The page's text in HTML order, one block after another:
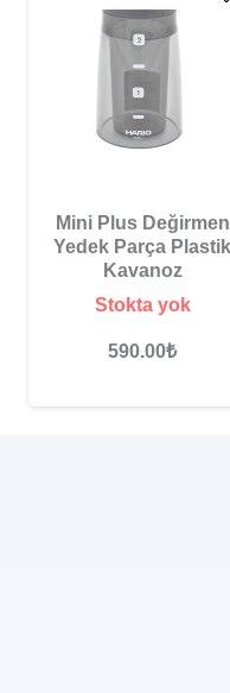
Mini Plus Değirmen
Yedek Parça Plastik
Kavanoz
Stokta yok
590.00₺